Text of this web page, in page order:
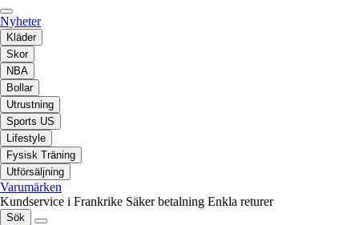
Nyheter
Kläder
Skor
NBA
Bollar
Utrustning
Sports US
Lifestyle
Fysisk Träning
Utförsäljning
Varumärken
Kundservice i Frankrike Säker betalning Enkla returer
Sök